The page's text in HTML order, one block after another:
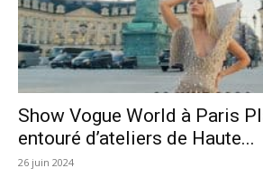
Show Vogue World à Paris
entouré d’ateliers de Haute...
26 juin 2024